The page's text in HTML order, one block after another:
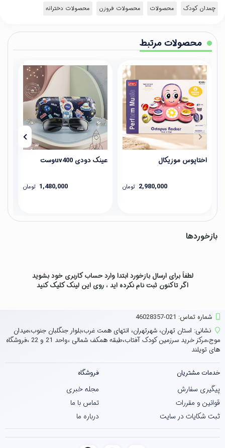
چمدان کودک
محصولات محصولات فروزن محصولات دخترانه
محصولات مرتبط
اختاپوس موزیکال
2,980,000 تومان
عینک دودی uv400وست
1,480,000 تومان
بازخوردها
لطفاً برای ارسال بازخورد ابتدا وارد حساب کاربری خود بشوید
اگر تاکنون ثبت نام نکرده اید ، روی این لینککلیک کنید
شماره تماس‌: 021-46028357
نشانی: استان تهران، شهرتهران، انتهای همت غرب،بلوار جنگلبان جنوب،میدان
موج،مرکز خرید سرزمین کودک آفتاب،طبقه همکف شمالی ،واحد 21 و 22 ،فروشگاه
های تویلند
خدمات مشتریان
پیگیری سفارش
قوانین و مقررات
ثبت شکایات در سایت
فروشگاه
مجله خبری
تماس با ما
درباره ما